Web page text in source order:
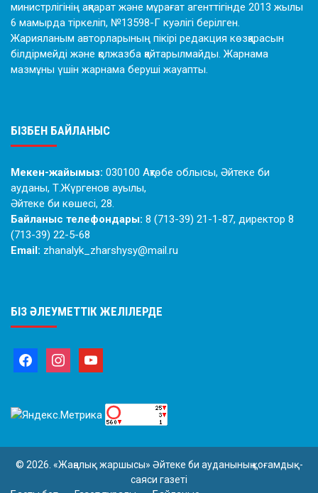
министрлігінің ақпарат және мұрағат агенттігінде 2013 жылы
6 мамырда тіркеліп, №13598-Г куәлігі берілген.
Жарияланым авторларының пікірі редакция көзқарасын
білдірмейді және қолжазба қайтарылмайды. Жарнама
мазмұны үшін жарнама беруші жауапты.
БІЗБЕН БАЙЛАНЫС
Мекен-жайымыз: 030100 Ақтөбе облысы, Әйтеке би
ауданы, Т.Жүргенов ауылы,
Әйтеке би көшесі, 28.
Байланыс телефондары: 8 (713-39) 21-1-87, директор 8
(713-39) 22-5-68
Email: zhanalyk_zharshysy@mail.ru
БІЗ ӘЛЕУМЕТТІК ЖЕЛІЛЕРДЕ
© 2026. «Жаңалық жаршысы» Әйтеке би ауданының қоғамдық-
саяси газеті